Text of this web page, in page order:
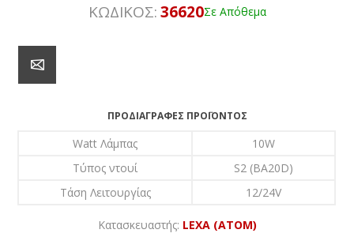
ΚΩΔΙΚΟΣ:36620Σε Απόθεμα
ΠΡΟΔΙΑΓΡΑΦΈΣ ΠΡΟΪΌΝΤΟΣ
Watt Λάμπας
10W
Τύπος ντουί
S2 (BA20D)
Τάση Λειτουργίας
12/24V
Κατασκευαστής: LEXA (ATOM)